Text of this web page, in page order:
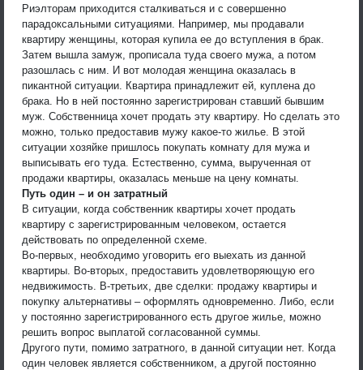
Риэлторам приходится сталкиваться и с совершенно
парадоксальными ситуациями. Например, мы продавали
квартиру женщины, которая купила ее до вступления в брак.
Затем вышла замуж, прописала туда своего мужа, а потом
разошлась с ним. И вот молодая женщина оказалась в
пикантной ситуации. Квартира принадлежит ей, куплена до
брака. Но в ней постоянно зарегистрирован ставший бывшим
муж. Собственница хочет продать эту квартиру. Но сделать это
можно, только предоставив мужу какое-то жилье. В этой
ситуации хозяйке пришлось покупать комнату для мужа и
выписывать его туда. Естественно, сумма, вырученная от
продажи квартиры, оказалась меньше на цену комнаты.
Путь один – и он затратный
В ситуации, когда собственник квартиры хочет продать
квартиру с зарегистрированным человеком, остается
действовать по определенной схеме.
Во-первых, необходимо уговорить его выехать из данной
квартиры. Во-вторых, предоставить удовлетворяющую его
недвижимость. В-третьих, две сделки: продажу квартиры и
покупку альтернативы – оформлять одновременно. Либо, если
у постоянно зарегистрированного есть другое жилье, можно
решить вопрос выплатой согласованной суммы.
Другого пути, помимо затратного, в данной ситуации нет. Когда
один человек является собственником, а другой постоянно